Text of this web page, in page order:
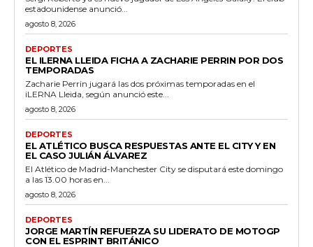
estadounidense anunció...
agosto 8, 2026
DEPORTES
EL ILERNA LLEIDA FICHA A ZACHARIE PERRIN POR DOS
TEMPORADAS
Zacharie Perrin jugará las dos próximas temporadas en el
iLERNA Lleida, según anunció este...
agosto 8, 2026
DEPORTES
EL ATLÉTICO BUSCA RESPUESTAS ANTE EL CITY Y EN
EL CASO JULIÁN ÁLVAREZ
El Atlético de Madrid-Manchester City se disputará este domingo
a las 13.00 horas en...
agosto 8, 2026
DEPORTES
JORGE MARTÍN REFUERZA SU LIDERATO DE MOTOGP
CON EL ESPRINT BRITÁNICO